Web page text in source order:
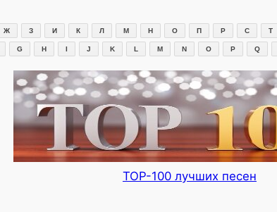
Ж З И К Л М Н О П Р С Т
G H I J K L M N O P Q
TOP-100 лучших песен